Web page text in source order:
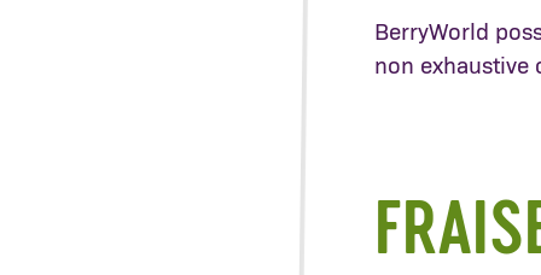
BerryWorld
non exhaustive